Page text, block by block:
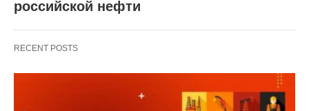
российской нефти
RECENT POSTS